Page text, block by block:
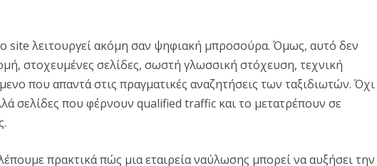
site λειτουργεί ακόμη σαν ψηφιακή μπροσούρα. Όμως, αυτό δεν
στοχευμένες σελίδες, σωστή γλωσσική στόχευση, τεχνική
που απαντά στις πραγματικές αναζητήσεις των ταξιδιωτών. Όχι
σελίδες που φέρνουν qualified traffic και το μετατρέπουν σε
πρακτικά πώς μια εταιρεία ναύλωσης μπορεί να αυξήσει την